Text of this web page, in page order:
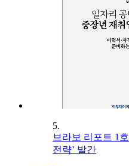
5.
브라보 리포트 1
전략’ 발간